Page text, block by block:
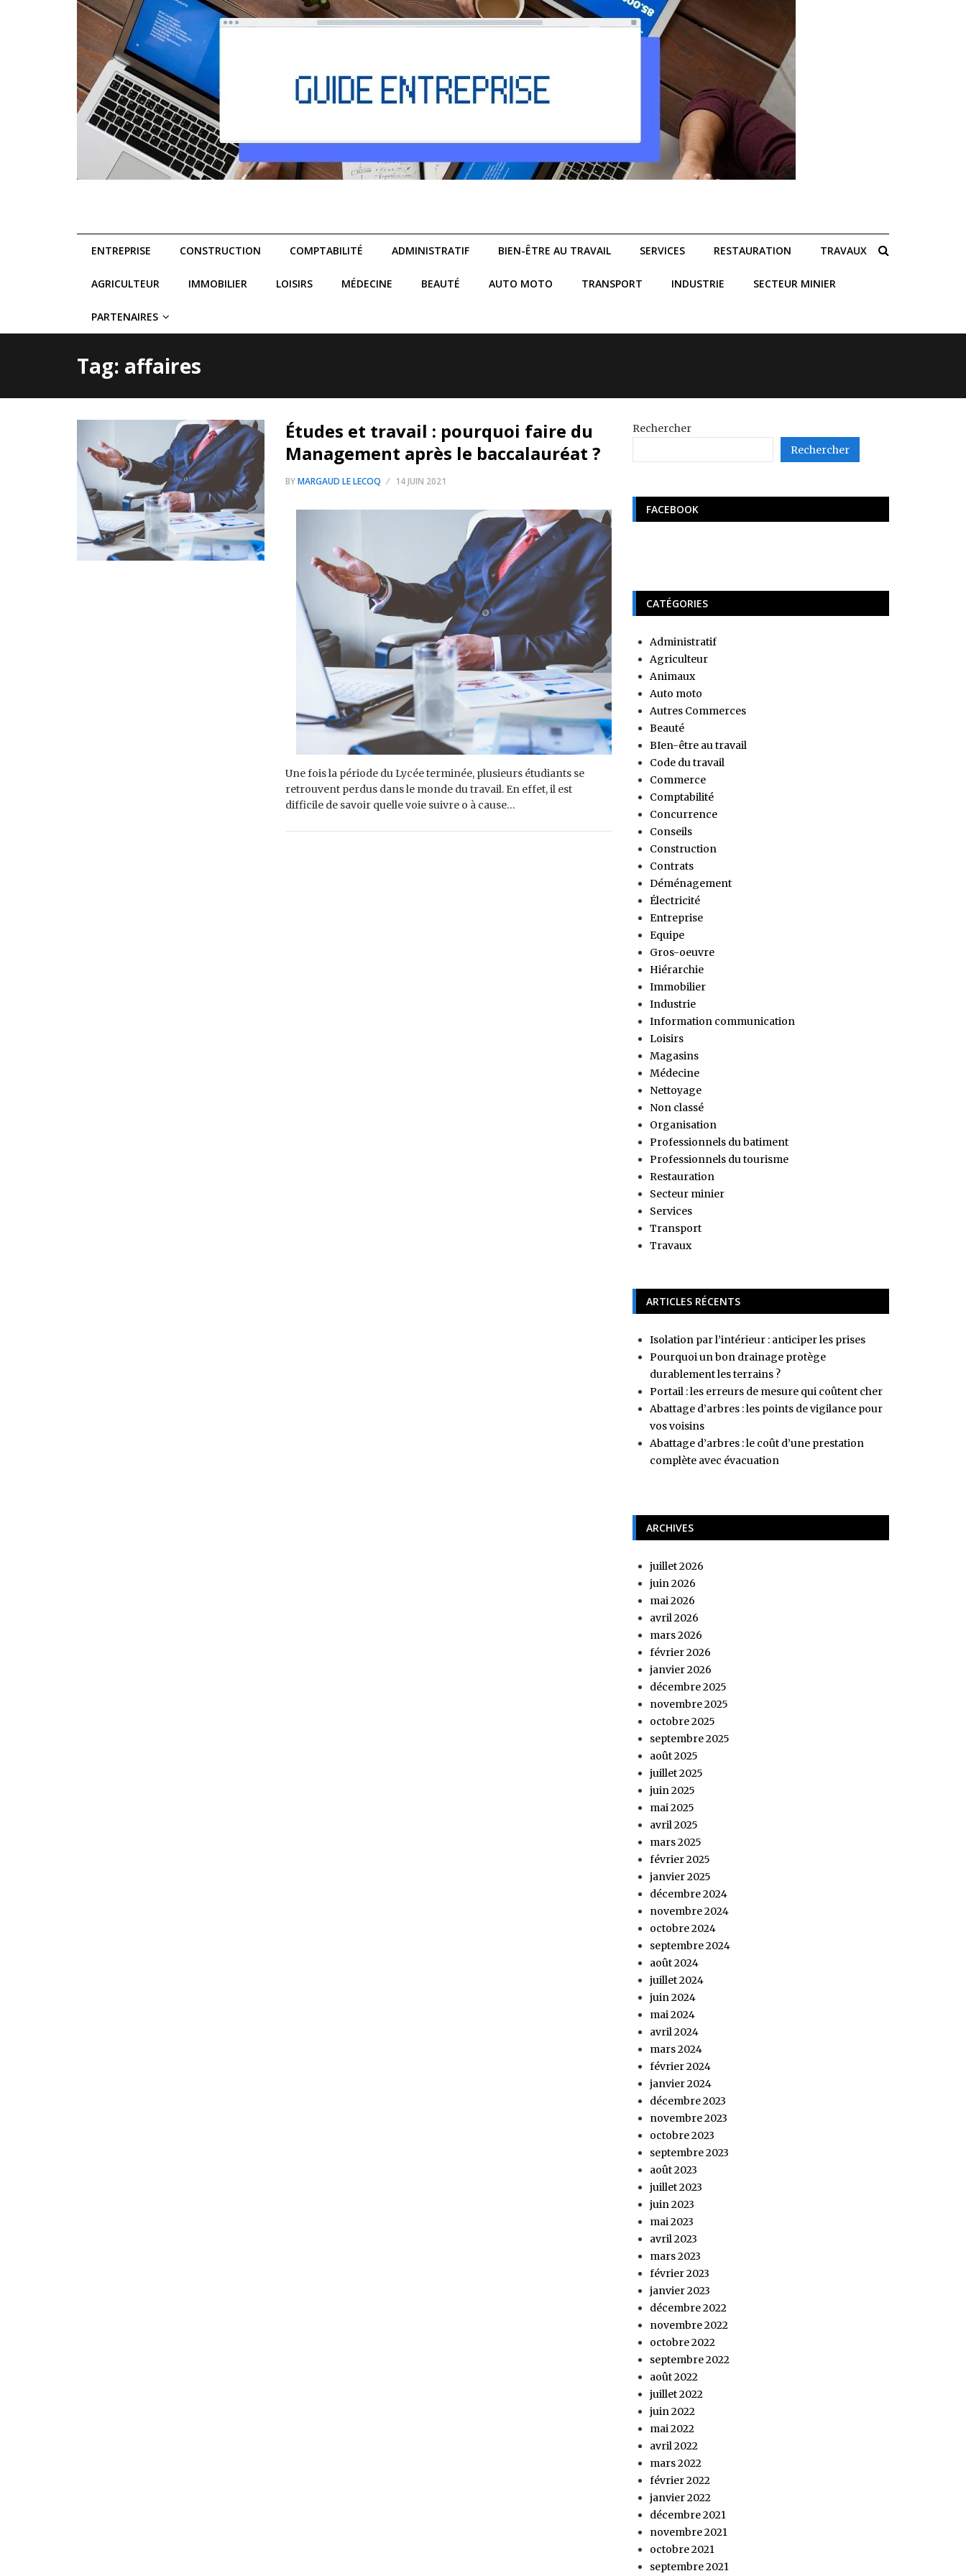
ENTREPRISE CONSTRUCTION COMPTABILITÉ ADMINISTRATIF BIEN-ÊTRE AU TRAVAIL SERVICES RESTAURATION TRAVAUX
AGRICULTEUR IMMOBILIER LOISIRS MÉDECINE BEAUTÉ AUTO MOTO TRANSPORT INDUSTRIE SECTEUR MINIER
PARTENAIRES
Tag: affaires
Études et travail : pourquoi faire du
Management après le baccalauréat ?
BYMARGAUD LE LECOQ 14 JUIN 2021
Une fois la période du Lycée terminée, plusieurs étudiants se
retrouvent perdus dans le monde du travail. En effet, il est
difficile de savoir quelle voie suivre o à cause…
Rechercher
Rechercher
FACEBOOK
CATÉGORIES
Administratif
Agriculteur
Animaux
Auto moto
Autres Commerces
Beauté
BIen-être au travail
Code du travail
Commerce
Comptabilité
Concurrence
Conseils
Construction
Contrats
Déménagement
Électricité
Entreprise
Equipe
Gros-oeuvre
Hiérarchie
Immobilier
Industrie
Information communication
Loisirs
Magasins
Médecine
Nettoyage
Non classé
Organisation
Professionnels du batiment
Professionnels du tourisme
Restauration
Secteur minier
Services
Transport
Travaux
ARTICLES RÉCENTS
Isolation par l’intérieur : anticiper les prises
Pourquoi un bon drainage protège
durablement les terrains ?
Portail : les erreurs de mesure qui coûtent cher
Abattage d’arbres : les points de vigilance pour
vos voisins
Abattage d’arbres : le coût d’une prestation
complète avec évacuation
ARCHIVES
juillet 2026
juin 2026
mai 2026
avril 2026
mars 2026
février 2026
janvier 2026
décembre 2025
novembre 2025
octobre 2025
septembre 2025
août 2025
juillet 2025
juin 2025
mai 2025
avril 2025
mars 2025
février 2025
janvier 2025
décembre 2024
novembre 2024
octobre 2024
septembre 2024
août 2024
juillet 2024
juin 2024
mai 2024
avril 2024
mars 2024
février 2024
janvier 2024
décembre 2023
novembre 2023
octobre 2023
septembre 2023
août 2023
juillet 2023
juin 2023
mai 2023
avril 2023
mars 2023
février 2023
janvier 2023
décembre 2022
novembre 2022
octobre 2022
septembre 2022
août 2022
juillet 2022
juin 2022
mai 2022
avril 2022
mars 2022
février 2022
janvier 2022
décembre 2021
novembre 2021
octobre 2021
septembre 2021